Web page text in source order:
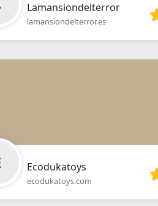
Lamansiondelterror
lamansiondelterror.es
Ecodukatoys
ecodukatoys.com